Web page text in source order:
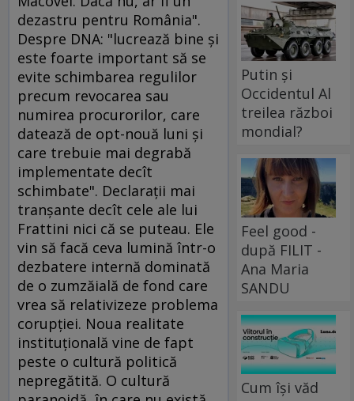
dezastru pentru România".
Despre DNA: "lucrează bine şi
este foarte important să se
evite schimbarea regulilor
precum revocarea sau
numirea procurorilor, care
datează de opt-nouă luni şi
care trebuie mai degrabă
implementate decît
schimbate". Declaraţii mai
tranşante decît cele ale lui
Frattini nici că se puteau. Ele
vin să facă ceva lumină într-o
dezbatere internă dominată
de o zumzăială de fond care
vrea să relativizeze problema
corupţiei. Noua realitate
instituţională vine de fapt
peste o cultură politică
nepregătită. O cultură
Putin și
Occidentul Al
treilea război
mondial?
Feel good -
după FILIT -
Ana Maria
SANDU
Cum își văd